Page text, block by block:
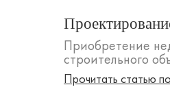
Приобретение
строительного
Прочитать статью